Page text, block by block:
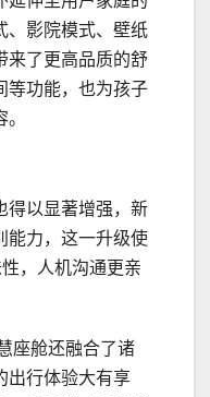
、影院模式、壁纸
来了更高品质的舒
等功能，也为孩子
得以显著增强，新
能力，这一升级使
，人机沟通更亲
座舱还融合了诸
出行体验大有享